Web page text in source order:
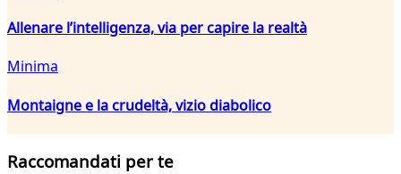
Allenare l’intelligenza, via per capire la realtà
Minima
Montaigne e la crudeltà, vizio diabolico
Raccomandati per te